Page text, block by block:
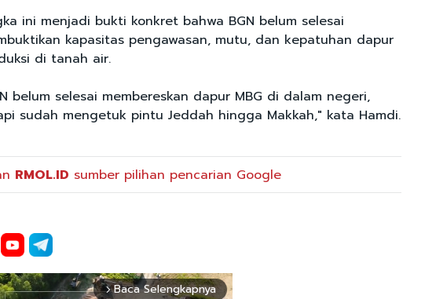
ini menjadi bukti konkret bahwa BGN belum selesai
kapasitas pengawasan, mutu, dan kepatuhan dapur
di tanah air.
belum selesai membereskan dapur MBG di dalam negeri,
sudah mengetuk pintu Jeddah hingga Makkah," kata Hamdi.
RMOL.ID sumber pilihan pencarian Google
arrow_forward_ios Baca Selengkapnya